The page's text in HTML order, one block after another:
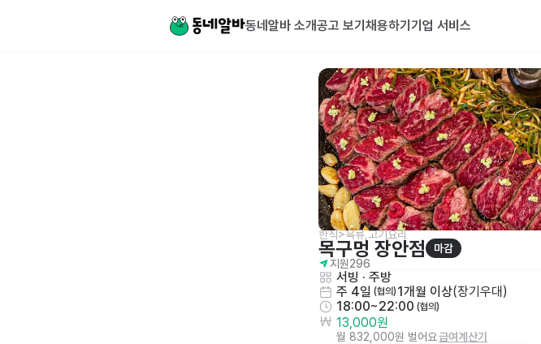
동네알바 소개공고 보기 채용하기 기업 서비스
한식>육류,고기요리
목구멍 장안점
마감
지원296
서빙 · 주방
주 4일 (협의) 1개월 이상(장기우대 )
18:00~22:00 (협의)
13,000원
월 832,000원 벌어요급여계산기